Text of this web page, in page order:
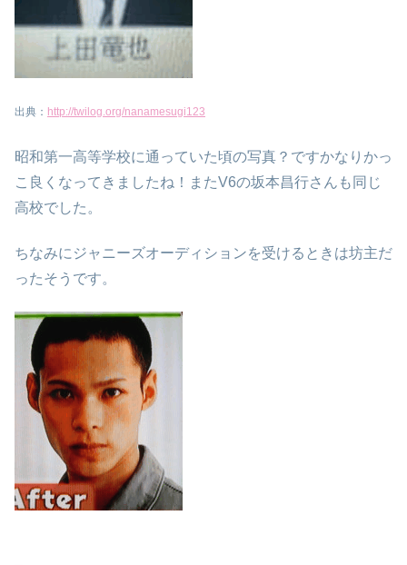
出典： http://twilog.org/nanamesugi123
昭和第一高等学校に通っていた頃の写真？ですかなりかっ
こ良くなってきましたね！またV6の坂本昌行さんも同じ
高校でした。
ちなみにジャニーズオーディションを受けるときは坊主だ
ったそうです。